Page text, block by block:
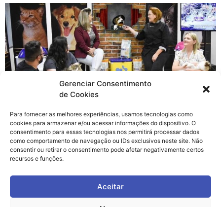
Gerenciar Consentimento
de Cookies
Para fornecer as melhores experiências, usamos tecnologias como
cookies para armazenar e/ou acessar informações do dispositivo. O
consentimento para essas tecnologias nos permitirá processar dados
como comportamento de navegação ou IDs exclusivos neste site. Não
consentir ou retirar o consentimento pode afetar negativamente certos
recursos e funções.
Aceitar
Nossa participação junto com a CarePet foi muito
divertida, vale a pena dar uma conferida!
aqui para assistir)